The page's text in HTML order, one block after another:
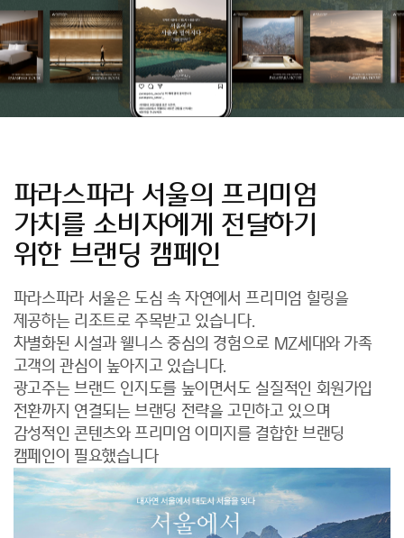
파라스파라 서울의 프리미엄
가치를 소비자에게 전달하기
위한 브랜딩 캠페인
파라스파라 서울은 도심 속 자연에서 프리미엄 힐링을
제공하는 리조트로 주목받고 있습니다.
차별화된 시설과 웰니스 중심의 경험으로 MZ세대와 가족
고객의 관심이 높아지고 있습니다.
광고주는 브랜드 인지도를 높이면서도 실질적인 회원가입
전환까지 연결되는 브랜딩 전략을 고민하고 있으며
감성적인 콘텐츠와 프리미엄 이미지를 결합한 브랜딩
캠페인이 필요했습니다